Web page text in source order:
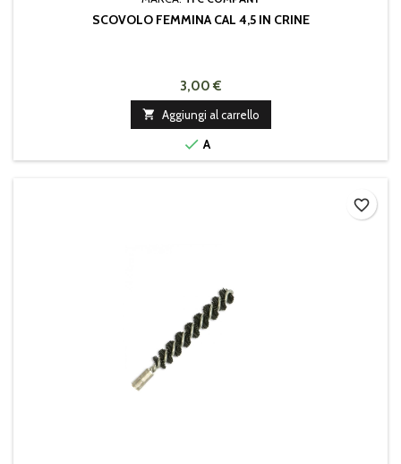
SCOVOLO FEMMINA CAL 4,5 IN CRINE
3,00 €
 Aggiungi al carrello
 A
favorite_border